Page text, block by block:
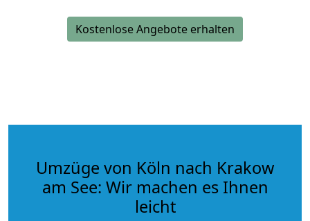
Kostenlose Angebote erhalten
Umzüge von Köln nach Krakow
am See: Wir machen es Ihnen
leicht